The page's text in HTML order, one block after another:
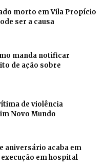
morto em Vila Propício
ser a causa
manda notificar
de ação sobre
de violência
Novo Mundo
aniversário acaba em
em hospital